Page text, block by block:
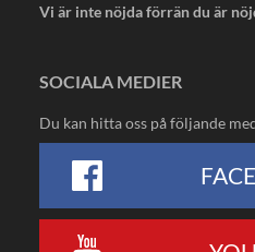
Vi är inte nöjda förrän du är
SOCIALA MEDIER
Du kan hitta oss på följande